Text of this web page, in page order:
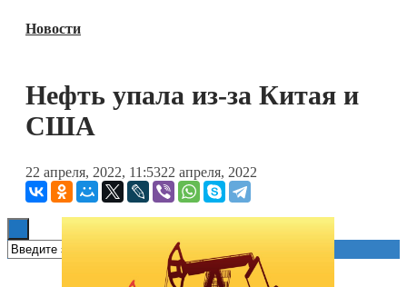
Блокчейн
Технологии
Книги
Новости
Нефть упала из-за Китая и
США
22 апреля, 2022, 11:5322 апреля, 2022